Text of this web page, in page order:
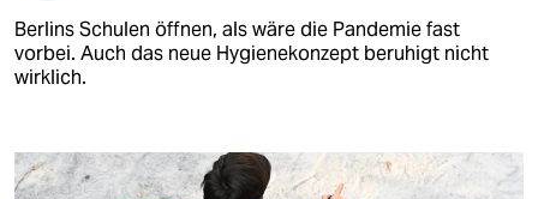
Berlins Schulen öffnen, als wäre die Pandemie fast
vorbei. Auch das neue Hygienekonzept beruhigt nicht
wirklich.